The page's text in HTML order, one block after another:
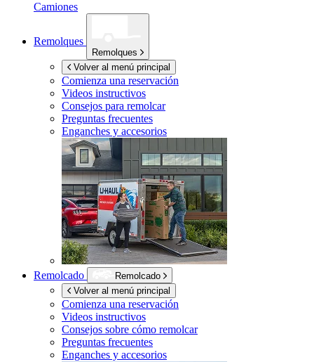
Camiones
Remolques
Remolques
Volver al menú principal
Comienza una reservación
Videos instructivos
Consejos para remolcar
Preguntas frecuentes
Enganches y accesorios
Remolcado
Remolcado
Volver al menú principal
Comienza una reservación
Videos instructivos
Consejos sobre cómo remolcar
Preguntas frecuentes
Enganches y accesorios